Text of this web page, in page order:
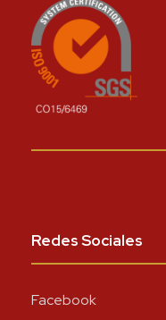
Redes Sociales
Facebook